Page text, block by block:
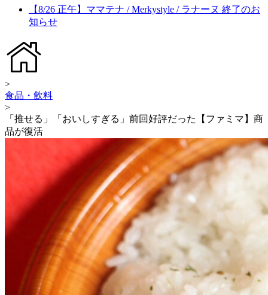
【8/26 正午】ママテナ / Merkystyle / ラナーヌ 終了のお
知らせ
>
食品・飲料
>
「推せる」「おいしすぎる」前回好評だった【ファミマ】商
品が復活